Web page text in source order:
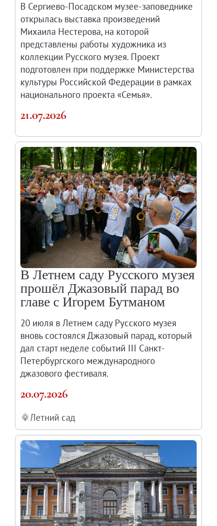
В Сергиево-Посадском музее-заповеднике
открылась выставка произведений
Михаила Нестерова, на которой
представлены работы художника из
коллекции Русского музея. Проект
подготовлен при поддержке Министерства
культуры Российской Федерации в рамках
национального проекта «Семья».
21.07.2026
В Летнем саду Русского музея
прошёл Джазовый парад во
главе с Игорем Бутманом
20 июля в Летнем саду Русского музея
вновь состоялся Джазовый парад, который
дал старт неделе событий III Санкт-
Петербургского международного
джазового фестиваля.
20.07.2026
Летний сад